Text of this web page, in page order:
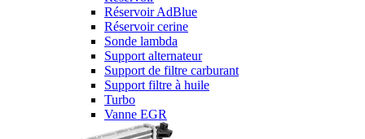
Réservoir AdBlue
Réservoir cerine
Sonde lambda
Support alternateur
Support de filtre carburant
Support filtre à huile
Turbo
Vanne EGR